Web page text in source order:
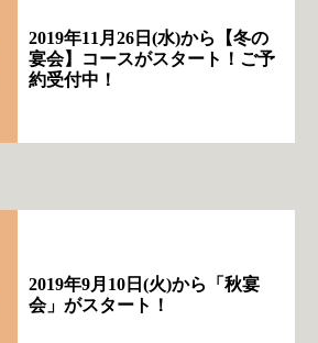
2019年11月26日(水)から【冬の
宴会】コースがスタート！ご予
約受付中！
2019年9月10日(火)から「秋宴
会」がスタート！